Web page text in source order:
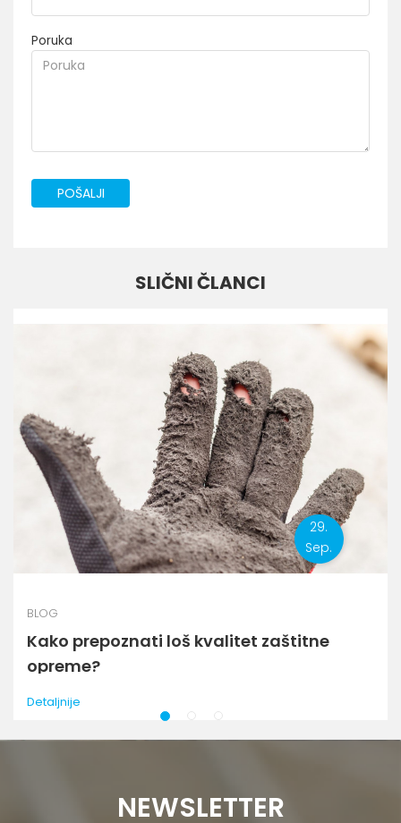
Poruka
POŠALJI
SLIČNI ČLANCI
29.
Sep.
BLOG
Kako prepoznati loš kvalitet zaštitne
opreme?
Detaljnije
1
NEWSLETTER